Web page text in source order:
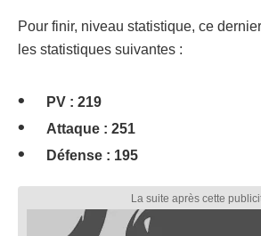
Pour finir, niveau statistique, ce
les statistiques suivantes :
PV : 219
Attaque : 251
Défense : 195